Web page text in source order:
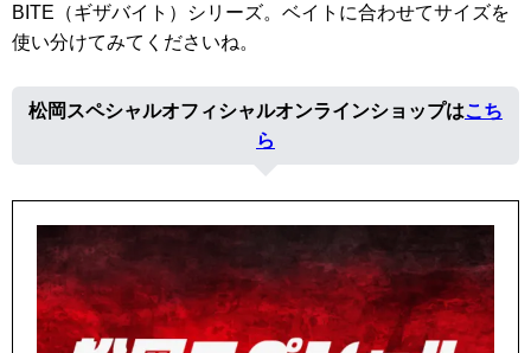
BITE（ギザバイト）シリーズ。ベイトに合わせてサイズを
使い分けてみてくださいね。
松岡スペシャルオフィシャルオンラインショップはこち
ら